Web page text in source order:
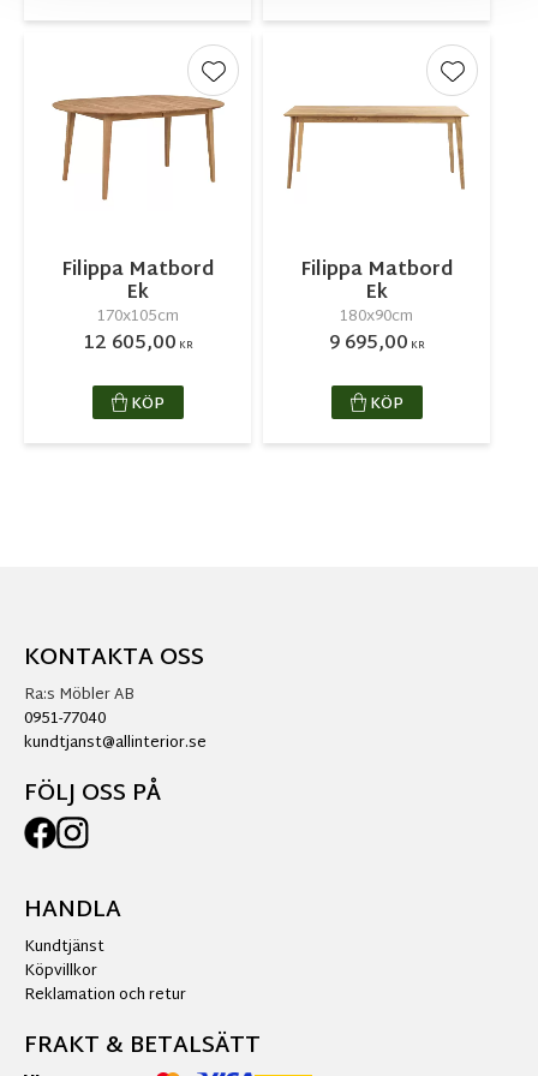
Filippa Matbord
Ek
170x105cm
12 605,00 KR
Lägg till i favoriter
KÖP
Filippa Matbord
Ek
180x90cm
9 695,00 KR
Lägg till
KÖP
KONTAKTA OSS
Ra:s Möbler AB
0951-77040
kundtjanst@allinterior.se
FÖLJ OSS PÅ
HANDLA
Kundtjänst
Köpvillkor
Reklamation och retur
FRAKT & BETALSÄTT